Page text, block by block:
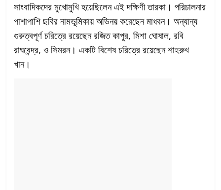
সাংবাদিকদের মুখোমুখি হয়েছিলেন এই দক্ষিণী তারকা। পরিচালনার
পাশাপাশি ছবির নামভূমিকায় অভিনয় করেছেন মাধবন। অন্যান্য
গুরুত্বপূর্ণ চরিত্রে রয়েছেন রজিত কাপুর, মিশা ঘোষাল, রবি
রাঘবেন্দ্র, ও সিমরন। একটি বিশেষ চরিত্রে রয়েছেন শাহরুখ
খান।